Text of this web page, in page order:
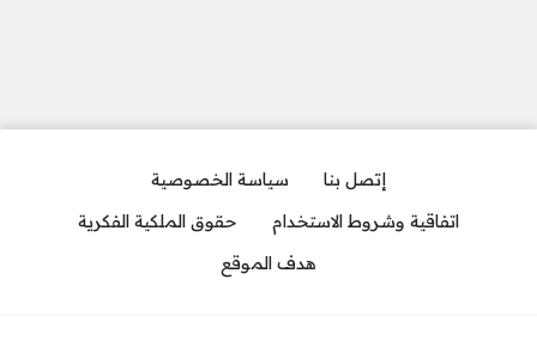
إتصل بنا
سياسة الخصوصية
اتفاقية وشروط الاستخدام
حقوق الملكية الفكرية
هدف الموقع